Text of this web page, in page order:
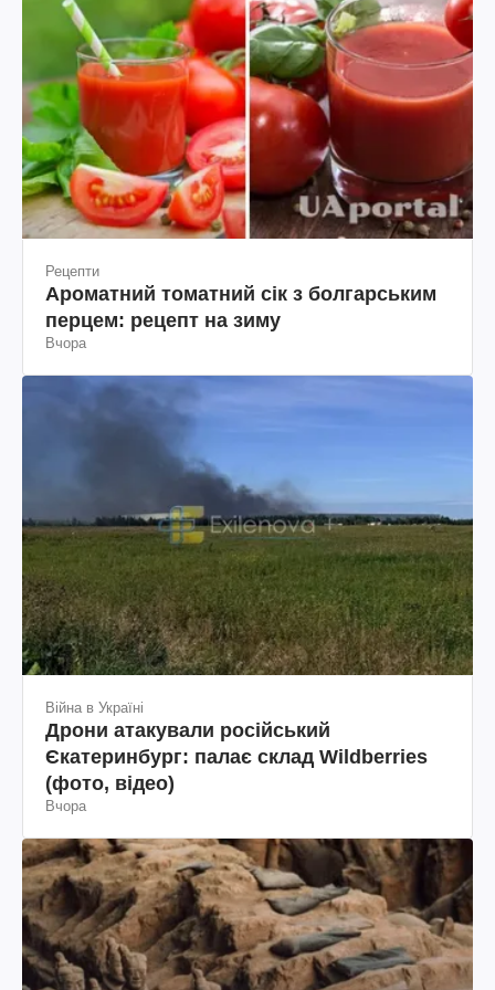
Рецепти
Ароматний томатний сік з болгарським
перцем: рецепт на зиму
Вчора
Війна в Україні
Дрони атакували російський
Єкатеринбург: палає склад Wildberries
(фото, відео)
Вчора